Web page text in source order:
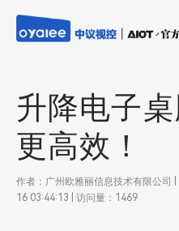
升降电子
更高效！
作者：广州欧雅丽信息技术有限公司
16 03:44:13 | 访问量：1469